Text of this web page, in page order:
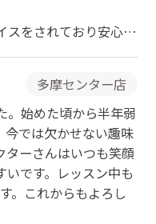
スをされており安心し
多摩センター店
。始めた頃から半年弱
今では欠かせない趣味
ターさんはいつも笑顔
です。レッスン中も
。これからもよろし